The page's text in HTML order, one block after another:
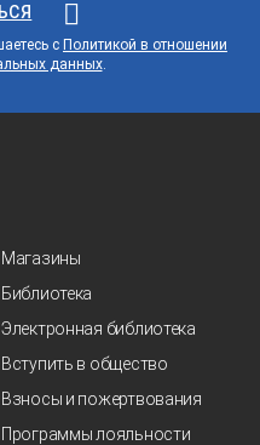
с Политикой в отношении
данных.
Магазины
Библиотека
Электронная библиотека
Вступить в общество
Взносы и пожертвования
Программы лояльности